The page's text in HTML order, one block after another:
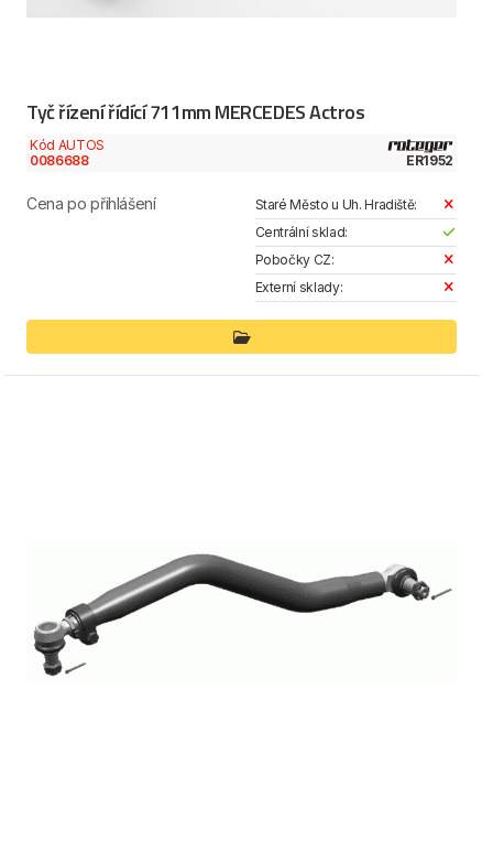
Tyč řízení řídící 711mm MERCEDES Actros
Kód AUTOS
0086688
ER1952
Cena po přihlášení
Staré Město u Uh. Hradiště:
Centrální sklad:
Pobočky CZ:
Externí sklady: